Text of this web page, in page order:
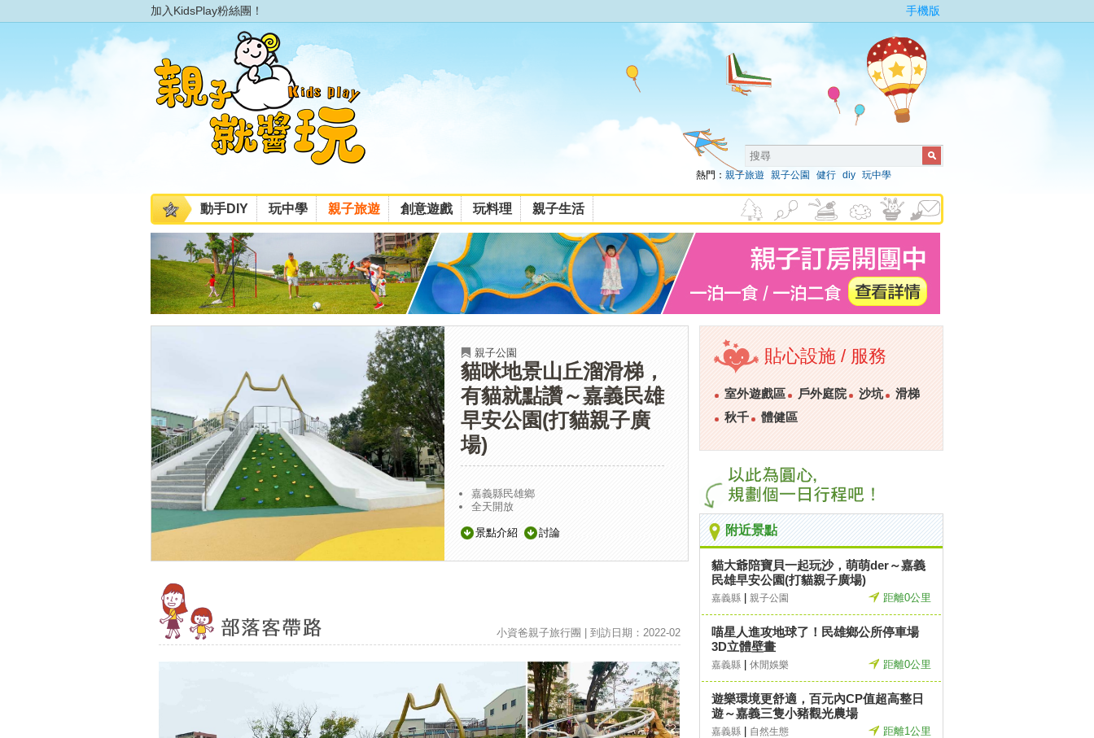
加入KidsPlay粉絲團！ 手機版
熱門： 親子旅遊 親子公園 健行 diy 玩中學
動手DIY 玩中學 親子旅遊 創意遊戲 玩料理 親子生活
親子公園
貓咪地景山丘溜滑梯，
有貓就點讚～嘉義民雄
早安公園(打貓親子廣
場)
嘉義縣民雄鄉
全天開放
景點介紹 討論
小資爸親子旅行團 | 到訪日期：2022-02
貼心設施 / 服務
室外遊戲區 戶外庭院 沙坑
滑梯
秋千
體健區
附近景點
貓大爺陪寶貝一起玩沙，萌萌der～嘉義
民雄早安公園(打貓親子廣場)
嘉義縣 親子公園 距離0公里
喵星人進攻地球了！民雄鄉公所停車場
3D立體壁畫
嘉義縣 休閒娛樂 距離0公里
遊樂環境更舒適，百元內CP值超高整日
遊～嘉義三隻小豬觀光農場
嘉義縣 自然生態 距離1公里